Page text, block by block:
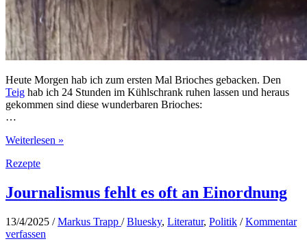
Heute Morgen hab ich zum ersten Mal Brioches gebacken. Den
Teig hab ich 24 Stunden im Kühlschrank ruhen lassen und heraus
gekommen sind diese wunderbaren Brioches:
…
Brioche
Weiterlesen »
Rezepte
Journalismus fehlt es oft an Einordnung
13/4/2025 /Markus Trapp /Bluesky, Literatur, Politik /Kommentar
verfassen